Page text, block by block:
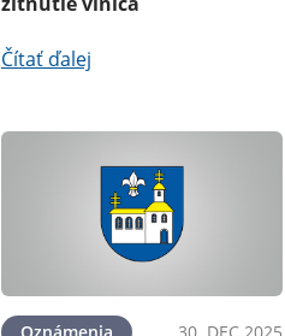
Čítať ďalej